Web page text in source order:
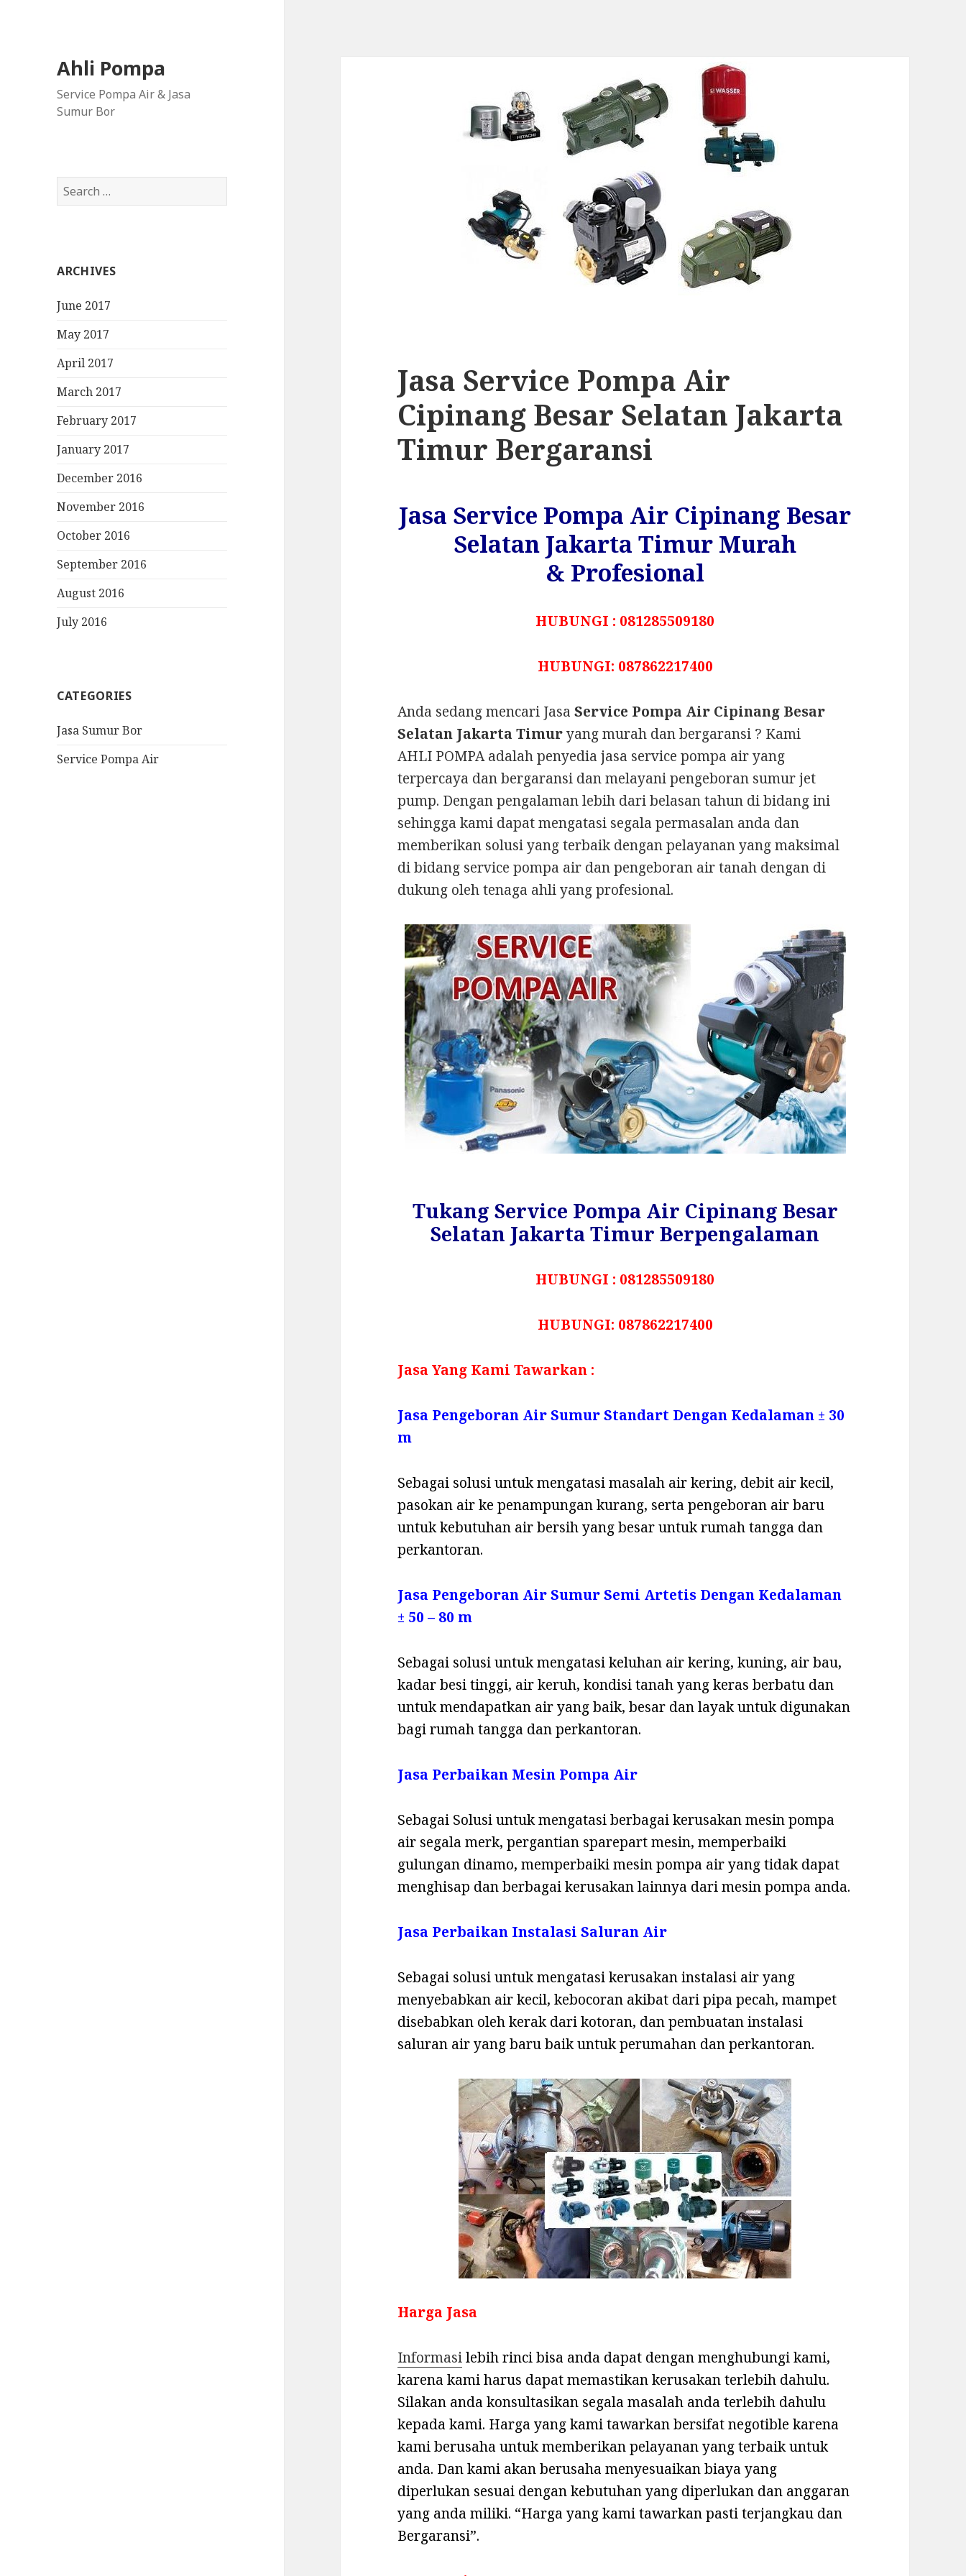
Ahli Pompa
Service Pompa Air & Jasa
Sumur Bor
S
e
h
o
:
ARCHIVES
June 2017
May 2017
April 2017
March 2017
February 2017
January 2017
December 2016
November 2016
October 2016
September 2016
August 2016
July 2016
CATEGORIES
Jasa Sumur Bor
Service Pompa Air
Jasa Service Pompa Air
Cipinang Besar Selatan Jakarta
Timur Bergaransi
Jasa Service Pompa Air Cipinang Besar
Selatan Jakarta Timur Murah
& Profesional
HUBUNGI : 081285509180
HUBUNGI: 087862217400
Anda sedang mencari JasaService Pompa Air Cipinang Besar
Selatan Jakarta Timuryang murah dan bergaransi ? Kami
AHLI POMPA adalah penyedia jasa service pompa air yang
terpercaya dan bergaransi dan melayani pengeboran sumur jet
pump. Dengan pengalaman lebih dari belasan tahun di bidang ini
sehingga kami dapat mengatasi segala permasalan anda dan
memberikan solusi yang terbaik dengan pelayanan yang maksimal
di bidang service pompa air dan pengeboran air tanah dengan di
dukung oleh tenaga ahli yang profesional.
Tukang Service Pompa Air Cipinang Besar
Selatan Jakarta Timur Berpengalaman
HUBUNGI : 081285509180
HUBUNGI: 087862217400
Jasa Yang Kami Tawarkan :
Jasa Pengeboran Air Sumur Standart Dengan Kedalaman ± 30
m
Sebagai solusi untuk mengatasi masalah air kering, debit air kecil,
pasokan air ke penampungan kurang, serta pengeboran air baru
untuk kebutuhan air bersih yang besar untuk rumah tangga dan
perkantoran.
Jasa Pengeboran Air Sumur Semi Artetis Dengan Kedalaman
± 50 – 80 m
Sebagai solusi untuk mengatasi keluhan air kering, kuning, air bau,
kadar besi tinggi, air keruh, kondisi tanah yang keras berbatu dan
untuk mendapatkan air yang baik, besar dan layak untuk digunakan
bagi rumah tangga dan perkantoran.
Jasa Perbaikan Mesin Pompa Air
Sebagai Solusi untuk mengatasi berbagai kerusakan mesin pompa
air segala merk, pergantian sparepart mesin, memperbaiki
gulungan dinamo, memperbaiki mesin pompa air yang tidak dapat
menghisap dan berbagai kerusakan lainnya dari mesin pompa anda.
Jasa Perbaikan Instalasi Saluran Air
Sebagai solusi untuk mengatasi kerusakan instalasi air yang
menyebabkan air kecil, kebocoran akibat dari pipa pecah, mampet
disebabkan oleh kerak dari kotoran, dan pembuatan instalasi
saluran air yang baru baik untuk perumahan dan perkantoran.
Harga Jasa
Informasilebih rinci bisa anda dapat dengan menghubungi kami,
karena kami harus dapat memastikan kerusakan terlebih dahulu.
Silakan anda konsultasikan segala masalah anda terlebih dahulu
kepada kami. Harga yang kami tawarkan bersifat negotible karena
kami berusaha untuk memberikan pelayanan yang terbaik untuk
anda. Dan kami akan berusaha menyesuaikan biaya yang
diperlukan sesuai dengan kebutuhan yang diperlukan dan anggaran
yang anda miliki. “Harga yang kami tawarkan pasti terjangkau dan
Bergaransi”.